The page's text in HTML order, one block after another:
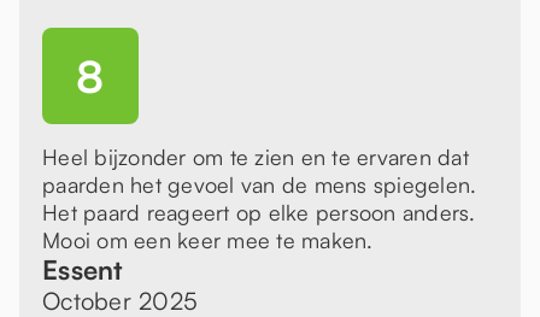
8
Heel bijzonder om te zien en te ervaren dat
paarden het gevoel van de mens spiegelen.
Het paard reageert op elke persoon anders.
Mooi om een keer mee te maken.
Essent
October 2025